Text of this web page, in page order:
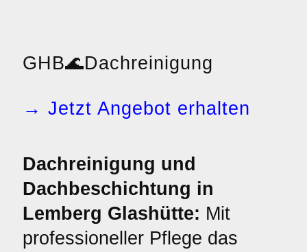
GHB🌊Dachreinigung
→ Jetzt Angebot erhalten
Dachreinigung und
Dachbeschichtung in
Lemberg Glashütte: Mit
professioneller Pflege das